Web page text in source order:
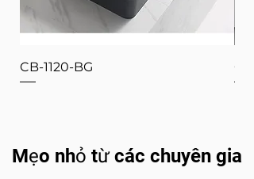
CB-1120-BG
Mẹo nhỏ từ các chuyên gia